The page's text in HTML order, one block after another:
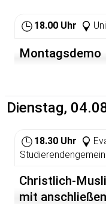
18.00 Uhr
Montagsdemo
Dienstag,
18.30 Uhr
Christlich-
mit